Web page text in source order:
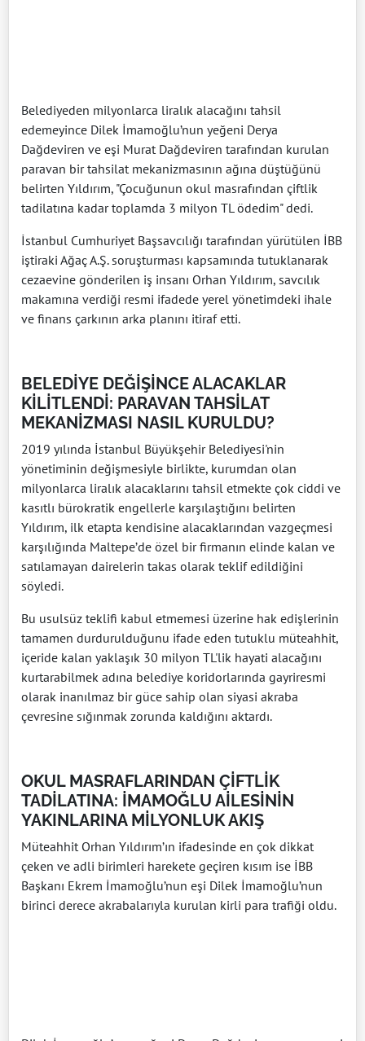
Belediyeden milyonlarca liralık alacağını tahsil
edemeyince Dilek İmamoğlu’nun yeğeni Derya
Dağdeviren ve eşi Murat Dağdeviren tarafından kurulan
paravan bir tahsilat mekanizmasının ağına düştüğünü
belirten Yıldırım, "Çocuğunun okul masrafından çiftlik
tadilatına kadar toplamda 3 milyon TL ödedim" dedi.
İstanbul Cumhuriyet Başsavcılığı tarafından yürütülen İBB
iştiraki Ağaç A.Ş. soruşturması kapsamında tutuklanarak
cezaevine gönderilen iş insanı Orhan Yıldırım, savcılık
makamına verdiği resmi ifadede yerel yönetimdeki ihale
ve finans çarkının arka planını itiraf etti.
BELEDİYE DEĞİŞİNCE ALACAKLAR
KİLİTLENDİ: PARAVAN TAHSİLAT
MEKANİZMASI NASIL KURULDU?
2019 yılında İstanbul Büyükşehir Belediyesi'nin
yönetiminin değişmesiyle birlikte, kurumdan olan
milyonlarca liralık alacaklarını tahsil etmekte çok ciddi ve
kasıtlı bürokratik engellerle karşılaştığını belirten
Yıldırım, ilk etapta kendisine alacaklarından vazgeçmesi
karşılığında Maltepe’de özel bir firmanın elinde kalan ve
satılamayan dairelerin takas olarak teklif edildiğini
söyledi.
Bu usulsüz teklifi kabul etmemesi üzerine hak edişlerinin
tamamen durdurulduğunu ifade eden tutuklu müteahhit,
içeride kalan yaklaşık 30 milyon TL'lik hayati alacağını
kurtarabilmek adına belediye koridorlarında gayriresmi
olarak inanılmaz bir güce sahip olan siyasi akraba
çevresine sığınmak zorunda kaldığını aktardı.
OKUL MASRAFLARINDAN ÇİFTLİK
TADİLATINA: İMAMOĞLU AİLESİNİN
YAKINLARINA MİLYONLUK AKIŞ
Müteahhit Orhan Yıldırım’ın ifadesinde en çok dikkat
çeken ve adli birimleri harekete geçiren kısım ise İBB
Başkanı Ekrem İmamoğlu’nun eşi Dilek İmamoğlu’nun
birinci derece akrabalarıyla kurulan kirli para trafiği oldu.